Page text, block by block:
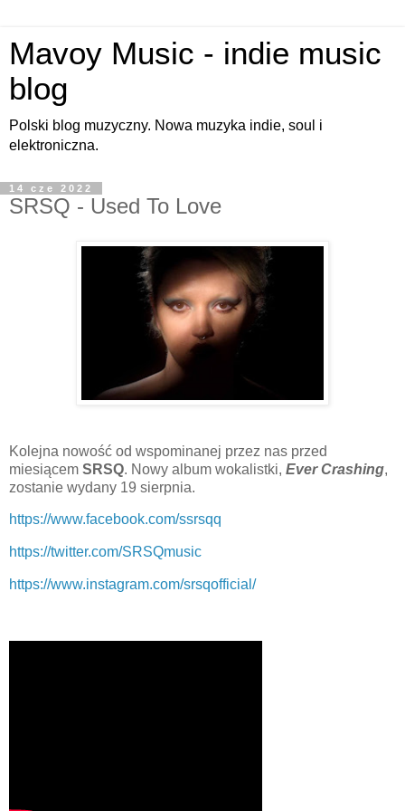
Mavoy Music - indie music
blog
Polski blog muzyczny. Nowa muzyka indie, soul i
elektroniczna.
14 cze 2022
SRSQ - Used To Love
Kolejna nowość od wspominanej przez nas przed
miesiącem SRSQ. Nowy album wokalistki, Ever Crashing,
zostanie wydany 19 sierpnia.
https://www.facebook.com/ssrsqq
https://twitter.com/SRSQmusic
https://www.instagram.com/srsqofficial/